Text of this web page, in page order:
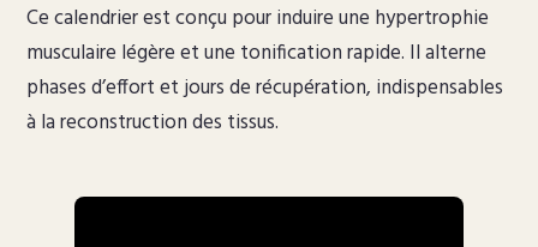
Ce calendrier est conçu pour induire une hypertrophie
musculaire légère et une tonification rapide. Il alterne
phases d’effort et jours de récupération, indispensables
à la reconstruction des tissus.